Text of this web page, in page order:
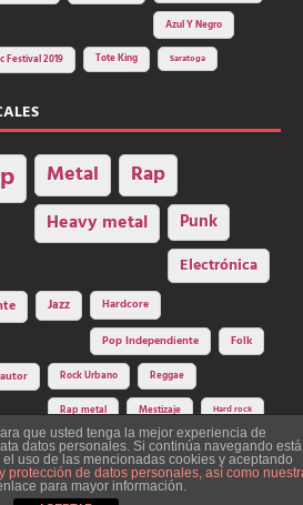
Azul Y Negro
Festival 2019 Tote King Saratoga
Metal Rap
Heavy metal Punk
Electrónica
Jazz Hardcore
Pop Independiente Folk
Rock Urbano Reggae
Rap metal Mestizaje Hard rock
del Ritmo Art Studio. Edita: Asociación
Cultural Y Dale Ritmo!
que usted tenga la mejor experiencia de
datos personales. Si continúa navegando está
uso de las mencionadas cookies y aceptando
protección de datos personales, así como
para mayor información.